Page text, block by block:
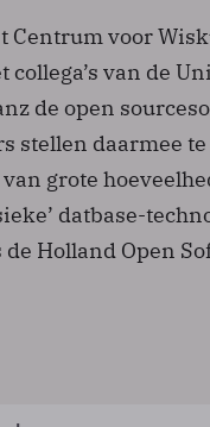
Centrum voor
collega’s van de
de open
stellen daarmee
grote
datbase-
Holland Open